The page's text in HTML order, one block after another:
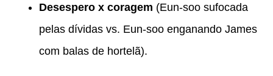
Desespero x coragem (Eun-soo sufocada
pelas dívidas vs. Eun-soo enganando James
com balas de hortelã).